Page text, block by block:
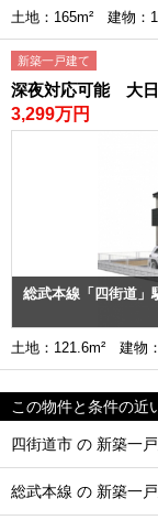
土地：165m² 建物
新築一戸建て
深夜対応可能 大日
3,299万円
総武本線「四街道」
土地：121.6m² 建物
この物件と条件の近
四街道市 の 新築一
総武本線 の 新築一